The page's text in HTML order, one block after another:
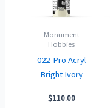
Monument
Hobbies
022-Pro Acryl
Bright Ivory
$110.00